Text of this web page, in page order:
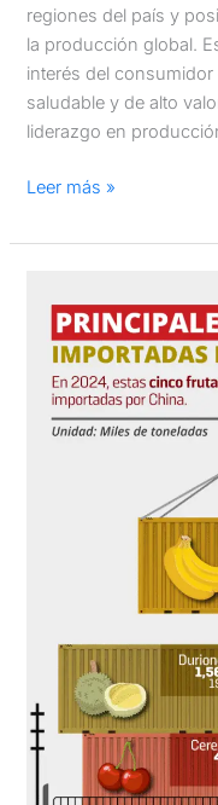
regiones del país y
la producción global.
interés del
saludable y de alto
liderazgo en
Leer más »
frutas
importadas
por
China
2024